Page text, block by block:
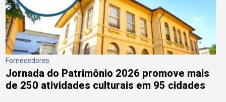
Fornecedores
Jornada do Patrimônio 2026 promove mais
de 250 atividades culturais em 95 cidades